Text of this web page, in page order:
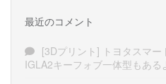
最近のコメント
[3Dプリント] トヨタスマー
IGLA2キーフォブ一体型もある